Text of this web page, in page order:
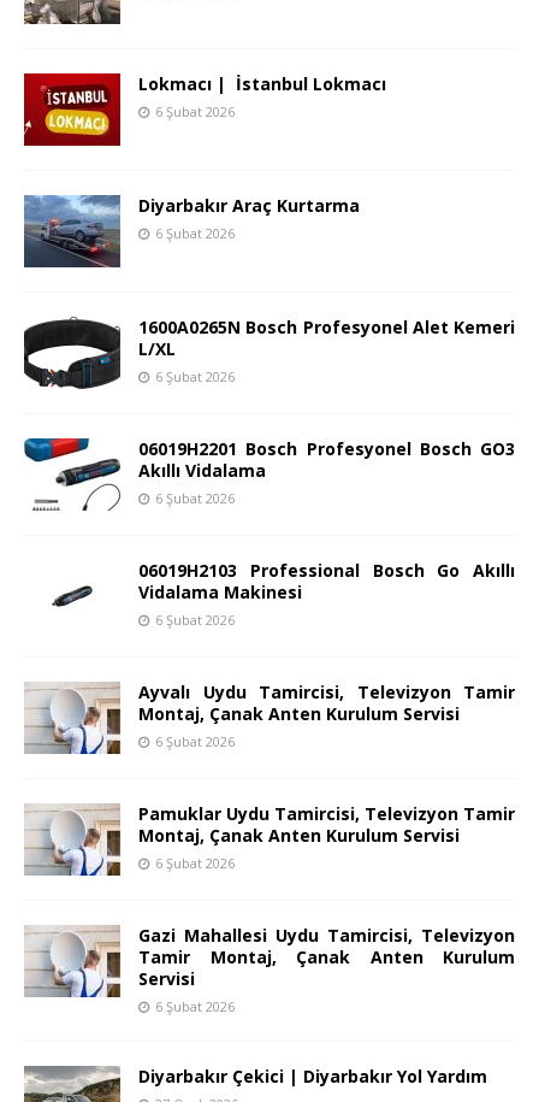
Lokmacı | İstanbul Lokmacı
6 Şubat 2026
Diyarbakır Araç Kurtarma
6 Şubat 2026
1600A0265N Bosch Profesyonel Alet Kemeri
L/XL
6 Şubat 2026
06019H2201 Bosch Profesyonel Bosch GO3
Akıllı Vidalama
6 Şubat 2026
06019H2103 Professional Bosch Go Akıllı
Vidalama Makinesi
6 Şubat 2026
Ayvalı Uydu Tamircisi, Televizyon Tamir
Montaj, Çanak Anten Kurulum Servisi
6 Şubat 2026
Pamuklar Uydu Tamircisi, Televizyon Tamir
Montaj, Çanak Anten Kurulum Servisi
6 Şubat 2026
Gazi Mahallesi Uydu Tamircisi, Televizyon
Tamir Montaj, Çanak Anten Kurulum
Servisi
6 Şubat 2026
Diyarbakır Çekici | Diyarbakır Yol Yardım